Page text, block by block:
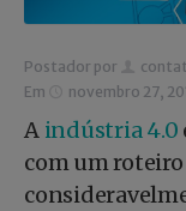
Postador por
Em
novembro 27,
A indústria 4.0
com um